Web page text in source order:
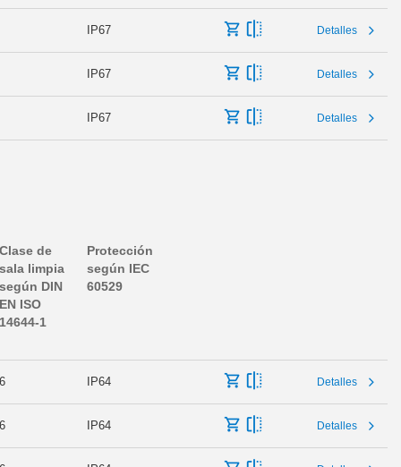
IP67 Detalles
IP67 Detalles
IP67 Detalles
Clase de
sala limpia
según DIN
EN ISO
14644-1
Protección
según IEC
60529
6 IP64 Detalles
6 IP64 Detalles